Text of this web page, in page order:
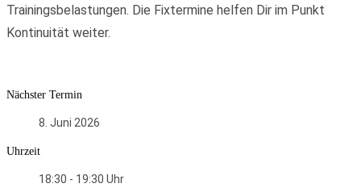
Trainingsbelastungen. Die Fixtermine helfen Dir im Punkt
Kontinuität weiter.
Nächster Termin
8. Juni 2026
Uhrzeit
18:30 - 19:30